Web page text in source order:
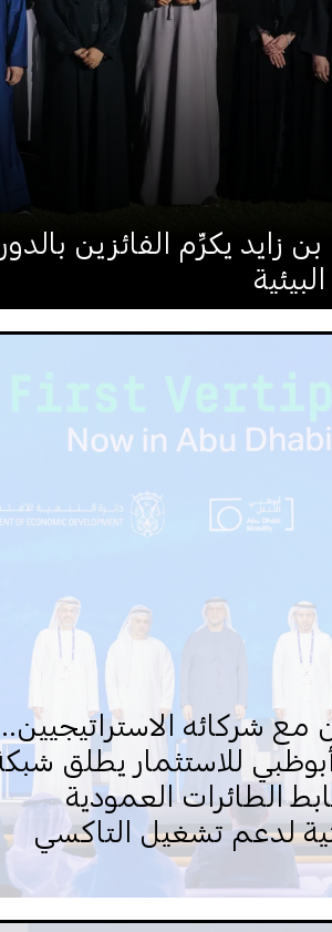
زايد يكرِّم الفائزين
مع شركائه الاستراتيجيين..
للاستثمار يطلق
الطائرات العمودية
لدعم تشغيل التاكسي